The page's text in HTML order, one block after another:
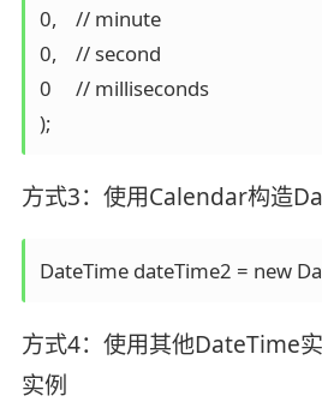
0,    // minute
0,    // second
0     // milliseconds
);
方式3：使用Calendar构造
方式4：使用其他DateTime
实例